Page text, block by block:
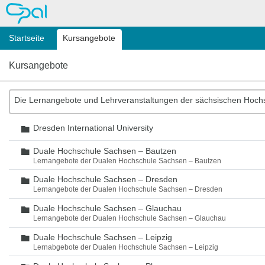
OPAL
Startseite Kursangebote
Kursangebote
Die Lernangebote und Lehrveranstaltungen der sächsischen
Ordner
Dresden International University
Ordner
Duale Hochschule Sachsen – Bautzen
Lernangebote der Dualen Hochschule Sachsen – Bautzen
Ordner
Duale Hochschule Sachsen – Dresden
Lernangebote der Dualen Hochschule Sachsen – Dresden
Ordner
Duale Hochschule Sachsen – Glauchau
Lernangebote der Dualen Hochschule Sachsen – Glauchau
Ordner
Duale Hochschule Sachsen – Leipzig
Lernabgebote der Dualen Hochschule Sachsen – Leipzig